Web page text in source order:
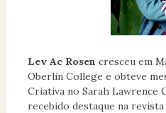
Lev Ac Rosen cresceu em
Oberlin College e obteve
Criativa no Sarah Lawrence
recebido destaque na